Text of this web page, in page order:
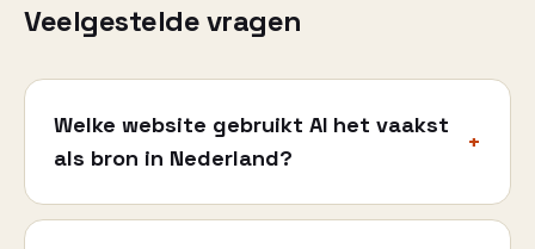
Veelgestelde vragen
Welke website gebruikt AI het vaakst
als bron in Nederland?
+